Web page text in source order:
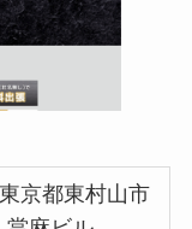
京都東村山市